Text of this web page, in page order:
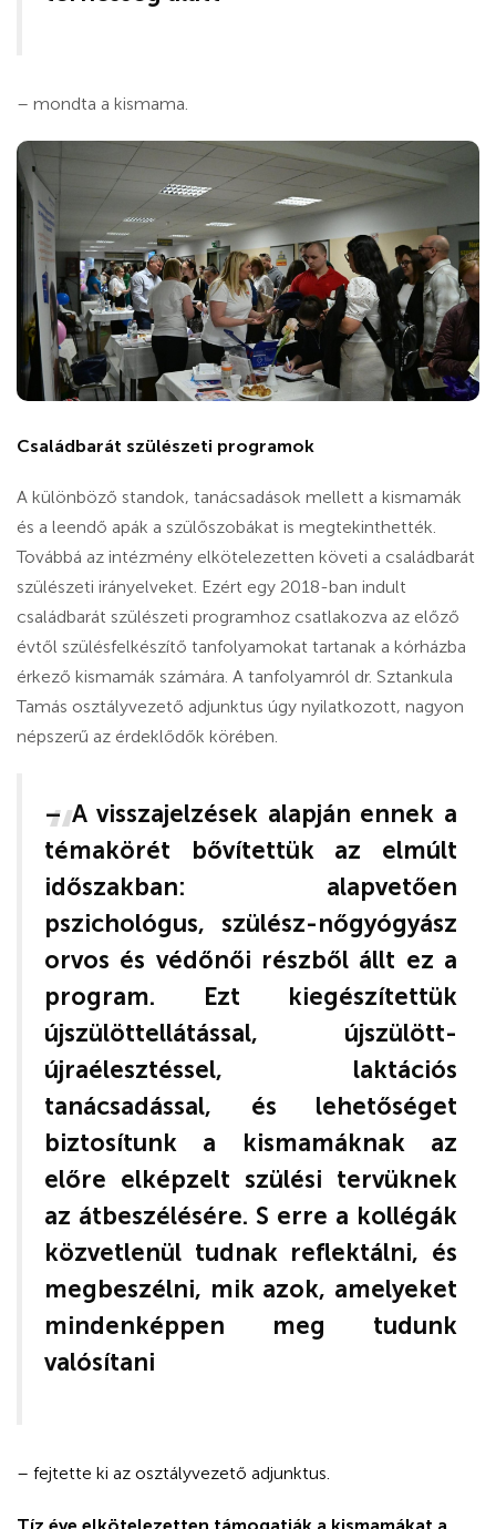
– mondta a kismama.
Családbarát szülészeti programok
A különböző standok, tanácsadások mellett a kismamák
és a leendő apák a szülőszobákat is megtekinthették.
Továbbá az intézmény elkötelezetten követi a családbarát
szülészeti irányelveket. Ezért egy 2018-ban indult
családbarát szülészeti programhoz csatlakozva az előző
évtől szülésfelkészítő tanfolyamokat tartanak a kórházba
érkező kismamák számára. A tanfolyamról dr. Sztankula
Tamás osztályvezető adjunktus úgy nyilatkozott, nagyon
népszerű az érdeklődők körében.
– A visszajelzések alapján ennek a
témakörét bővítettük az elmúlt
időszakban: alapvetően
pszichológus, szülész-nőgyógyász
orvos és védőnői részből állt ez a
program. Ezt kiegészítettük
újszülöttellátással, újszülött-
újraélesztéssel, laktációs
tanácsadással, és lehetőséget
biztosítunk a kismamáknak az
előre elképzelt szülési tervüknek
az átbeszélésére. S erre a kollégák
közvetlenül tudnak reflektálni, és
megbeszélni, mik azok, amelyeket
mindenképpen meg tudunk
valósítani
– fejtette ki az osztályvezető adjunktus.